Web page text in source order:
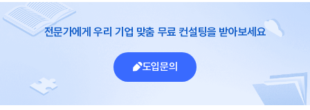
전문가에게 우리 기업 맞춤 무료 컨설팅을 받아보세요
도입문의